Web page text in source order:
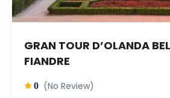
GRAN TOUR D’OLANDA
FIANDRE
0 (No Review)